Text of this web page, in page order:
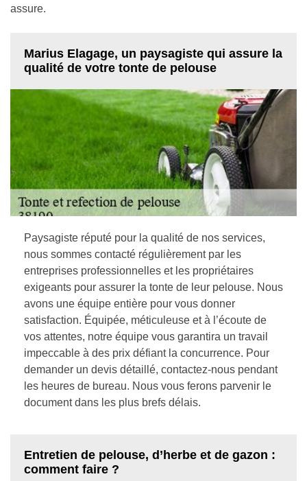
assure.
Marius Elagage, un paysagiste qui assure la
qualité de votre tonte de pelouse
Paysagiste réputé pour la qualité de nos services,
nous sommes contacté régulièrement par les
entreprises professionnelles et les propriétaires
exigeants pour assurer la tonte de leur pelouse. Nous
avons une équipe entière pour vous donner
satisfaction. Équipée, méticuleuse et à l’écoute de
vos attentes, notre équipe vous garantira un travail
impeccable à des prix défiant la concurrence. Pour
demander un devis détaillé, contactez-nous pendant
les heures de bureau. Nous vous ferons parvenir le
document dans les plus brefs délais.
Entretien de pelouse, d’herbe et de gazon :
comment faire ?